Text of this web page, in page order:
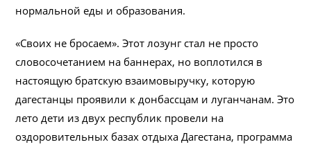
нормальной еды и образования.
«Своих не бросаем». Этот лозунг стал не просто
словосочетанием на баннерах, но воплотился в
настоящую братскую взаимовыручку, которую
дагестанцы проявили к донбассцам и луганчанам. Это
лето дети из двух республик провели на
оздоровительных базах отдыха Дагестана, программа